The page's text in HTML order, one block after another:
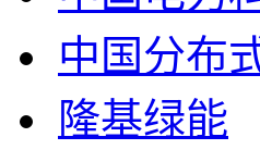
中国分布
隆基绿能